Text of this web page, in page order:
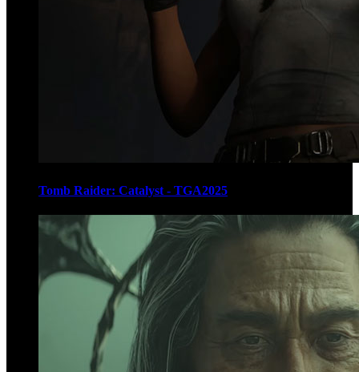
Tomb Raider: Catalyst - TGA2025